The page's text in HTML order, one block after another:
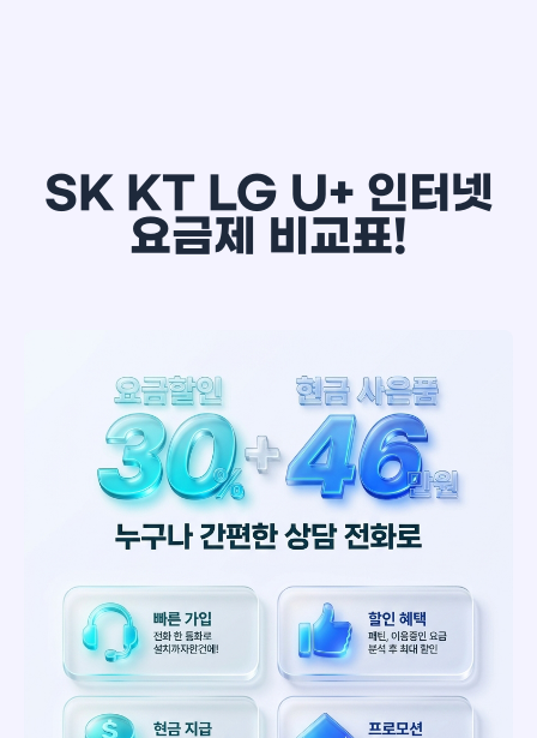
SK KT LG U+ 인터넷
요금제 비교표!